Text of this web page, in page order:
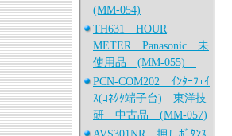
(MM-054)
TH631 HOUR
METER Panasonic 未
使用品 (MM-055)
PCN-COM202 ｲﾝﾀｰﾌｪｲ
ｽ(ｺﾈｸﾀ端子台) 東洋技
研 中古品 (MM-057)